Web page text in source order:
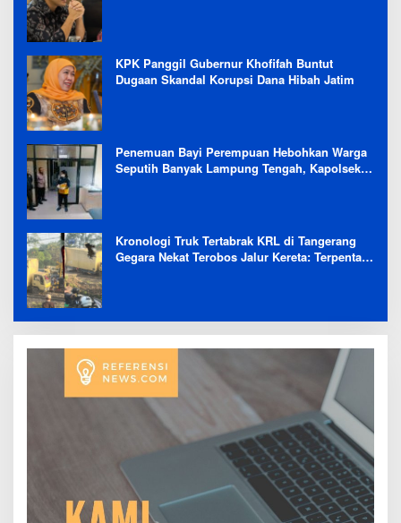
KPK Panggil Gubernur Khofifah Buntut
Dugaan Skandal Korupsi Dana Hibah Jatim
Penemuan Bayi Perempuan Hebohkan Warga
Seputih Banyak Lampung Tengah, Kapolsek:
Kronologi Truk Tertabrak KRL di Tangerang
Gegara Nekat Terobos Jalur Kereta: Terpental,